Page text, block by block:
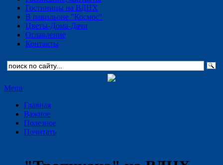
Гостиницы на ВДНХ
В павильоне "Космос"
Цветы-Дома-Дачи
Оглавление
Контакты
Menu
Главная
Важное
Полезное
Почитать